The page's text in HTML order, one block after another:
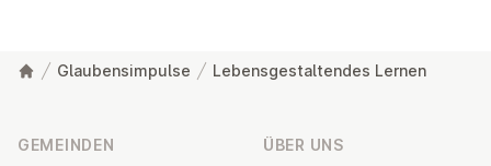
Glaubensimpulse Lebensgestaltendes Lernen
GEMEINDEN ÜBER UNS